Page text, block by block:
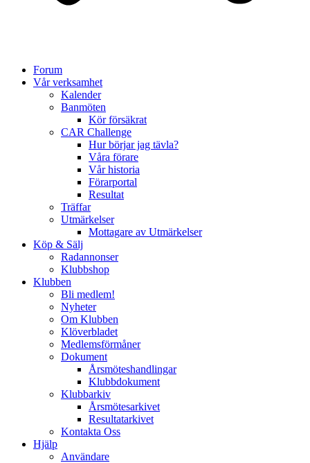
Forum
Vår verksamhet
Kalender
Banmöten
Kör försäkrat
CAR Challenge
Hur börjar jag tävla?
Våra förare
Vår historia
Förarportal
Resultat
Träffar
Utmärkelser
Mottagare av Utmärkelser
Köp & Sälj
Radannonser
Klubbshop
Klubben
Bli medlem!
Nyheter
Om Klubben
Klöverbladet
Medlemsförmåner
Dokument
Årsmöteshandlingar
Klubbdokument
Klubbarkiv
Årsmötesarkivet
Resultatarkivet
Kontakta Oss
Hjälp
Användare